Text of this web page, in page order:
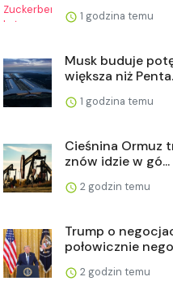
1 godzina temu
Musk buduje
większa niż
1 godzina temu
Cieśnina Ormuz
znów idzie w gó...
2 godzin temu
Trump o
połowicznie
2 godzin temu